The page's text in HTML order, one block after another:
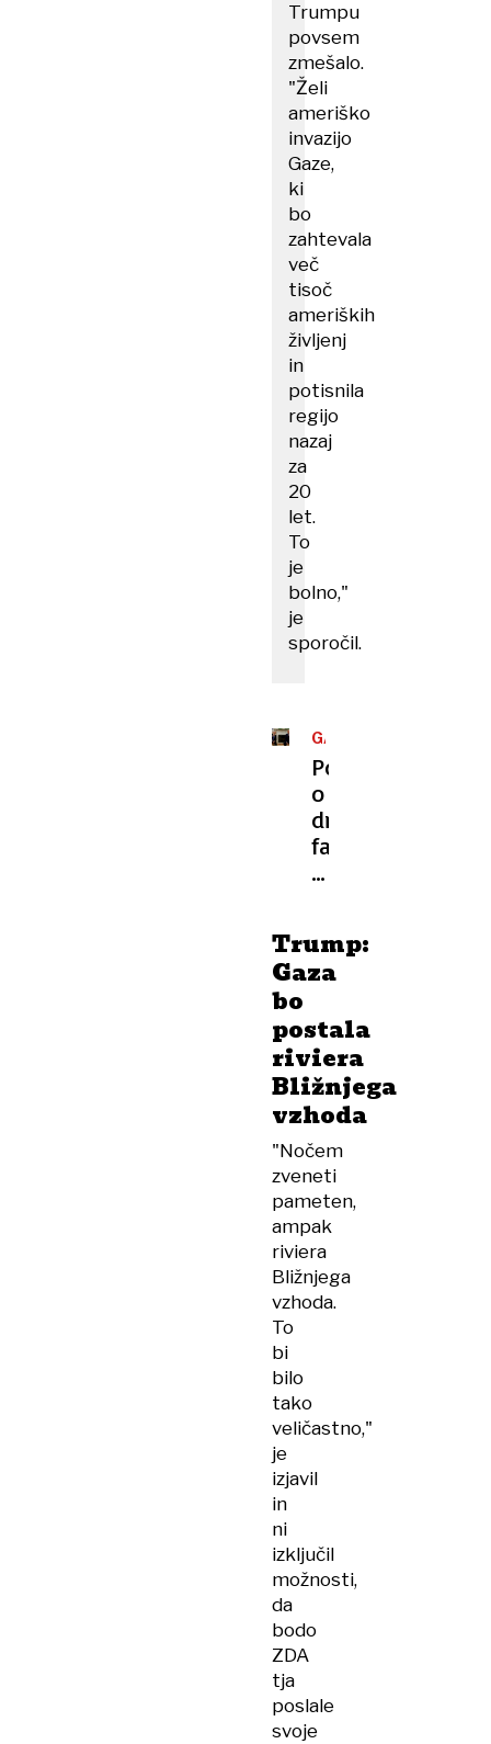
Trumpu
povsem
zmešalo.
"Želi
ameriško
invazijo
Gaze,
ki
bo
zahtevala
več
tisoč
ameriških
življenj
in
potisnila
regijo
nazaj
za
20
let.
To
je
bolno,"
je
sporočil.
GAZA
Pogajanja
o
drugi
fazi
prekinitve
v
zraku
Trump:
Gaza
bo
postala
riviera
Bližnjega
vzhoda
"Nočem
zveneti
pameten,
ampak
riviera
Bližnjega
vzhoda.
To
bi
bilo
tako
veličastno,"
je
izjavil
in
ni
izključil
možnosti,
da
bodo
ZDA
tja
poslale
svoje